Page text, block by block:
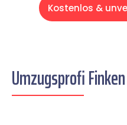
Kostenlos &
Umzugsprofi